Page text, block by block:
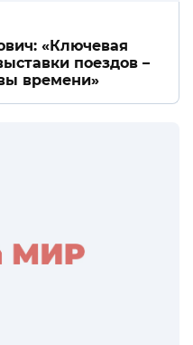
«Ключевая
поездов –
времени»